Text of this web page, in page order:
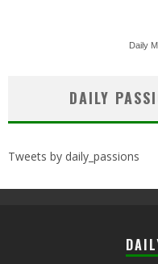
Daily
DAILY
Tweets by daily_passions